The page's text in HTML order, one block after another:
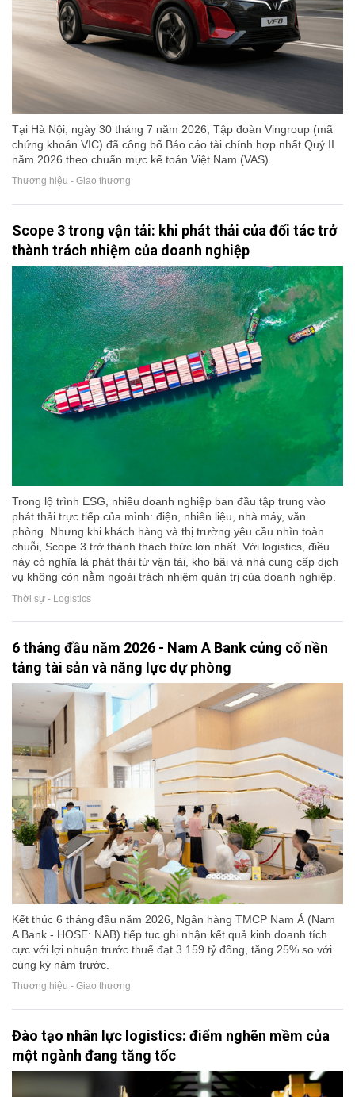
Tại Hà Nội, ngày 30 tháng 7 năm 2026, Tập đoàn Vingroup (mã
chứng khoán VIC) đã công bố Báo cáo tài chính hợp nhất Quý II
năm 2026 theo chuẩn mực kế toán Việt Nam (VAS).
Thương hiệu - Giao thương
Scope 3 trong vận tải: khi phát thải của đối tác trở
thành trách nhiệm của doanh nghiệp
Trong lộ trình ESG, nhiều doanh nghiệp ban đầu tập trung vào
phát thải trực tiếp của mình: điện, nhiên liệu, nhà máy, văn
phòng. Nhưng khi khách hàng và thị trường yêu cầu nhìn toàn
chuỗi, Scope 3 trở thành thách thức lớn nhất. Với logistics, điều
này có nghĩa là phát thải từ vận tải, kho bãi và nhà cung cấp dịch
vụ không còn nằm ngoài trách nhiệm quản trị của doanh nghiệp.
Thời sự - Logistics
6 tháng đầu năm 2026 - Nam A Bank củng cố nền
tảng tài sản và năng lực dự phòng
Kết thúc 6 tháng đầu năm 2026, Ngân hàng TMCP Nam Á (Nam
A Bank - HOSE: NAB) tiếp tục ghi nhận kết quả kinh doanh tích
cực với lợi nhuận trước thuế đạt 3.159 tỷ đồng, tăng 25% so với
cùng kỳ năm trước.
Thương hiệu - Giao thương
Đào tạo nhân lực logistics: điểm nghẽn mềm của
một ngành đang tăng tốc